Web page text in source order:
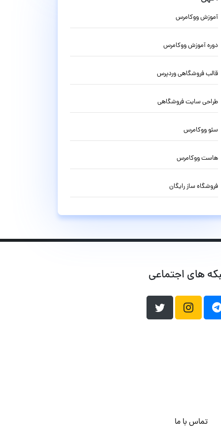
آموزش ووکامرس
دوره آموزش ووکامرس
قالب فروشگاهی وردپرس
طراحی سایت فروشگاهی
سئو ووکامرس
هاست ووکامرس
فروشگاه ساز رایگان
های اجتماعی
تماس با ما